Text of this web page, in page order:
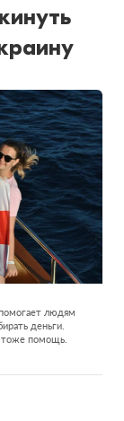
людям
деньги.
помощь.